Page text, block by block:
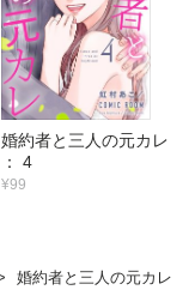
婚約者と三人の元カレ
： 4
¥99
婚約者と三人の元カレ